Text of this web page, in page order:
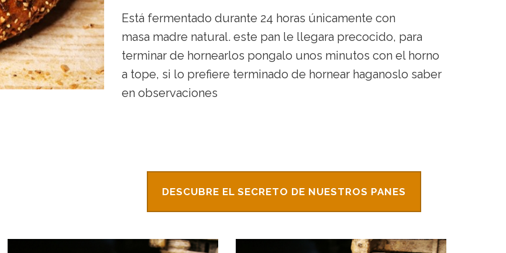
Está fermentado durante 24 horas únicamente con
masa madre natural. este pan le llegara precocido, para
terminar de hornearlos pongalo unos minutos con el horno
a tope, si lo prefiere terminado de hornear haganoslo saber
en observaciones
DESCUBRE EL SECRETO DE NUESTROS PANES